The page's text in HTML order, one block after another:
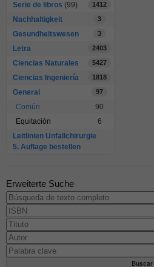
Serie de libros (99) 1412
Nachhaltigkeit 3
Gesundheitswesen 3
Letra 2403
Ciencias Naturales 5427
Ciencias Ingeniería 1818
General 97
Común
90
Equitación
6
Leitlinien Unfallchirurgie
5. Auflage bestellen
Erweiterte Suche